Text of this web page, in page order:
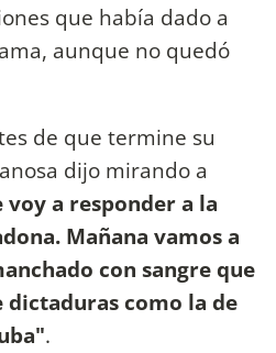
que había dado a
aunque no quedó
de que termine su
dijo mirando a
voy a responder a la
Mañana vamos a
con sangre que
dictaduras como la de
.